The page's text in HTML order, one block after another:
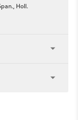
Holl.